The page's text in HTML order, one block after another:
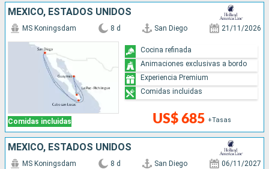
MÉXICO, ESTADOS UNIDOS
Comidas incluidas
MS Koningsdam 8 d San Diego 21/11/2026
US$ 685 +Tasas
Cocina refinada
Animaciones exclusivas a bordo
Experiencia Premium
Comidas incluidas
MÉXICO, ESTADOS UNIDOS
MS Koningsdam 8 d San Diego 06/11/2027